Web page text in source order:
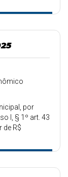
por
I, § 1º art. 43
de R$